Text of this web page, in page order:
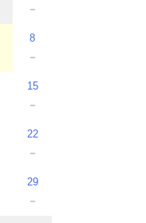
－
8
－
15
－
22
－
29
－